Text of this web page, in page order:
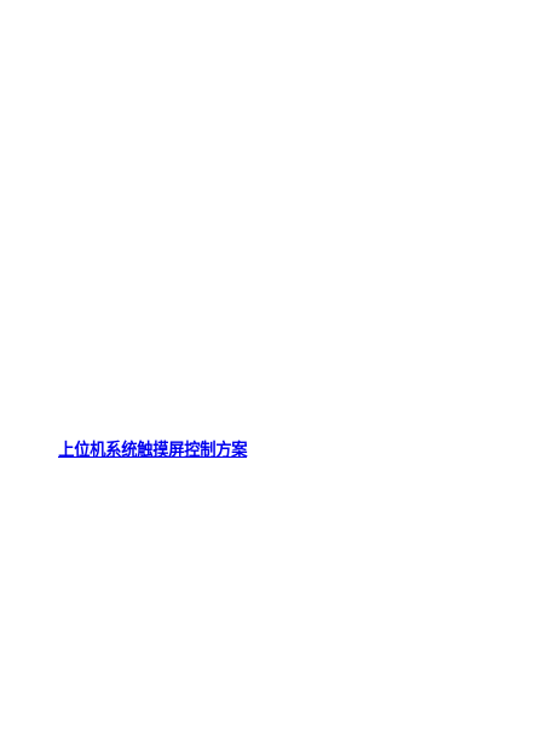
上位机系统触摸屏控制方案